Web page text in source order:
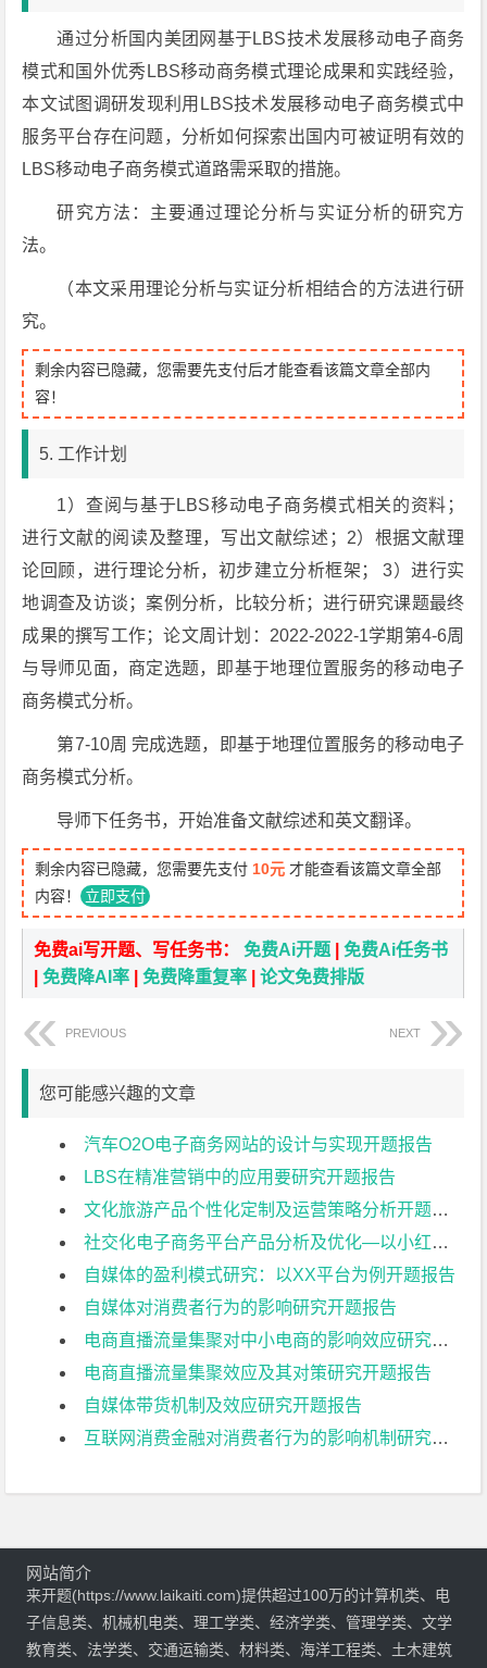
通过分析国内美团网基于LBS技术发展移动电子商务
模式和国外优秀LBS移动商务模式理论成果和实践经验，
本文试图调研发现利用LBS技术发展移动电子商务模式中
服务平台存在问题，分析如何探索出国内可被证明有效的
LBS移动电子商务模式道路需采取的措施。
研究方法：主要通过理论分析与实证分析的研究方
法。
（本文采用理论分析与实证分析相结合的方法进行研
究。
剩余内容已隐藏，您需要先支付后才能查看该篇文章全部内
容！
5. 工作计划
1）查阅与基于LBS移动电子商务模式相关的资料；
进行文献的阅读及整理，写出文献综述；2）根据文献理
论回顾，进行理论分析，初步建立分析框架； 3）进行实
地调查及访谈；案例分析，比较分析；进行研究课题最终
成果的撰写工作；论文周计划：2022-2022-1学期第4-6周
与导师见面，商定选题，即基于地理位置服务的移动电子
商务模式分析。
第7-10周 完成选题，即基于地理位置服务的移动电子
商务模式分析。
导师下任务书，开始准备文献综述和英文翻译。
剩余内容已隐藏，您需要先支付 10元 才能查看该篇文章全部
内容！ 立即支付
免费ai写开题、写任务书：免费Ai开题 |免费Ai任务书
|免费降AI率 |免费降重复率 |论文免费排版
PREVIOUS NEXT
您可能感兴趣的文章
汽车O2O电子商务网站的设计与实现开题报告
LBS在精准营销中的应用要研究开题报告
文化旅游产品个性化定制及运营策略分析开题报告
社交化电子商务平台产品分析及优化—以小红书为例开题报告
自媒体的盈利模式研究：以XX平台为例开题报告
自媒体对消费者行为的影响研究开题报告
电商直播流量集聚对中小电商的影响效应研究开题报告
电商直播流量集聚效应及其对策研究开题报告
自媒体带货机制及效应研究开题报告
互联网消费金融对消费者行为的影响机制研究开题报告
网站简介
来开题(https://www.laikaiti.com)提供超过100万的计算机类、电
子信息类、机械机电类、理工学类、经济学类、管理学类、文学
教育类、法学类、交通运输类、材料类、海洋工程类、土木建筑